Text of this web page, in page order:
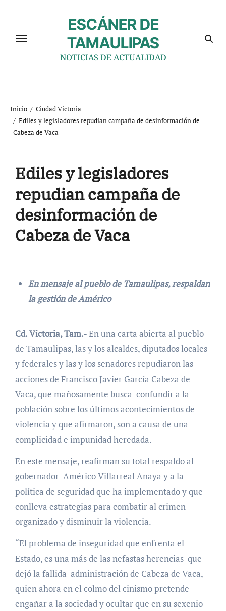
contenido
ESCÁNER DE
TAMAULIPAS
NOTICIAS DE ACTUALIDAD
Inicio
Ciudad Victoria
Ediles y legisladores repudian campaña de desinformación de
Cabeza de Vaca
Ediles y legisladores
repudian campaña de
desinformación de
Cabeza de Vaca
En mensaje al pueblo de Tamaulipas, respaldan
la gestión de Américo
Cd. Victoria, Tam.-En una carta abierta al pueblo
de Tamaulipas, las y los alcaldes, diputados locales
y federales y las y los senadores repudiaron las
acciones de Francisco Javier García Cabeza de
Vaca, que mañosamente busca confundir a la
población sobre los últimos acontecimientos de
violencia y que afirmaron, son a causa de una
complicidad e impunidad heredada.
En este mensaje, reafirman su total respaldo al
gobernador Américo Villarreal Anaya y a la
política de seguridad que ha implementado y que
conlleva estrategias para combatir al crimen
organizado y disminuir la violencia.
“El problema de inseguridad que enfrenta el
Estado, es una más de las nefastas herencias que
dejó la fallida administración de Cabeza de Vaca,
quien ahora en el colmo del cinismo pretende
engañar a la sociedad y ocultar que en su sexenio